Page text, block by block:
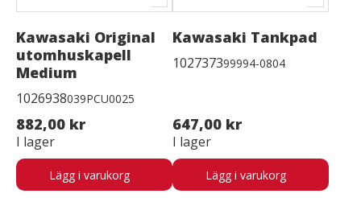
Kawasaki Original
utomhuskapell
Medium
1026938039PCU0025
882,00 kr
I lager
Lägg i varukorg
Kawasaki Tankpad
102737399994-0804
647,00 kr
I lager
Lägg i varukorg